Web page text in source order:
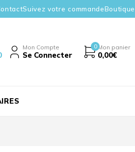
Suivez votre commandeBoutique
Mon Compte
Se Connecter
0 Mon panier
0,00€